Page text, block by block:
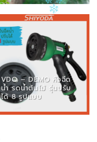
VDO – DEMO หัวฉีด
น้ำ รดน้ำต้นไม้ รุ่นปรับ
ได้ 8 รูปแบบ